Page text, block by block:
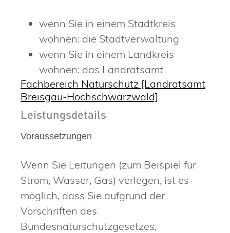
wenn Sie in einem Stadtkreis
wohnen: die Stadtverwaltung
wenn Sie in einem Landkreis
wohnen: das Landratsamt
Fachbereich Naturschutz [Landratsamt
Breisgau-Hochschwarzwald]
Leistungsdetails
Voraussetzungen
Wenn Sie Leitungen (zum Beispiel für
Strom, Wasser, Gas) verlegen, ist es
möglich, dass Sie aufgrund der
Vorschriften des
Bundesnaturschutzgesetzes,